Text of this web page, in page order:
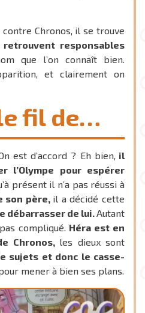
Chronos, il se trouve
responsables
que l’on connaît bien.
et clairement on
fil de…
est d’accord ? Eh bien, il
l’Olympe pour espérer
présent il n’a pas réussi à
son père, il a décidé cette
débarrasser de lui.Autant
compliqué. Héra est en
Chronos, les dieux sont
sujets et donc le casse-
mener à bien ses plans.